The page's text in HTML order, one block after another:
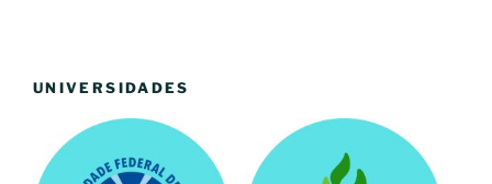
UNIVERSIDADES